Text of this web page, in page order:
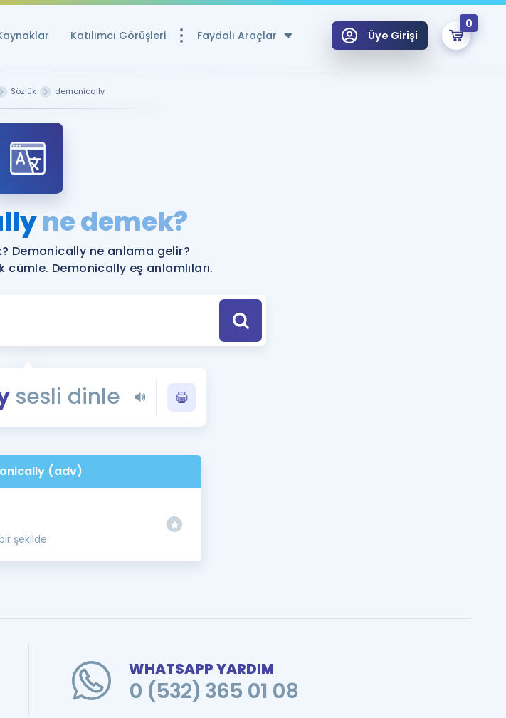
Katılımcı Görüşleri Faydalı Araçlar
Ücretsiz Kaynaklar
YDS ve YÖKDİL Puan Hesaplama Aracı
YDS ve YÖKDİL'e Hazırlananlar için Öneriler
Tüm ÖSYM Sınavları Tek Takvimde
Blog
YDS - YÖKDİL Tüm Sınavlarla İlgili Haberler
İngilizce Gramer
Üye Girişi
0
Remzi Hoca ile seni sınava hazırlayacak onlarca eğitim seni bekliyor!
Sözlük demonically
ne demek?
Demonically ne anlama gelir?
Demonically eş anlamlıları.
sesli dinle
(adv)
şekilde
WHATSAPP YARDIM
0 (532) 365 01 08